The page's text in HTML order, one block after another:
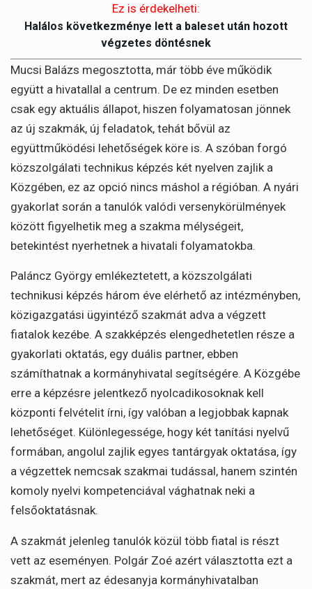
Ez is érdekelheti:
Halálos következménye lett a baleset után hozott
végzetes döntésnek
Mucsi Balázs megosztotta, már több éve működik
együtt a hivatallal a centrum. De ez minden esetben
csak egy aktuális állapot, hiszen folyamatosan jönnek
az új szakmák, új feladatok, tehát bővül az
együttműködési lehetőségek köre is. A szóban forgó
közszolgálati technikus képzés két nyelven zajlik a
Közgében, ez az opció nincs máshol a régióban. A nyári
gyakorlat során a tanulók valódi versenykörülmények
között figyelhetik meg a szakma mélységeit,
betekintést nyerhetnek a hivatali folyamatokba.
Paláncz György emlékeztetett, a közszolgálati
technikusi képzés három éve elérhető az intézményben,
közigazgatási ügyintéző szakmát adva a végzett
fiatalok kezébe. A szakképzés elengedhetetlen része a
gyakorlati oktatás, egy duális partner, ebben
számíthatnak a kormányhivatal segítségére. A Közgébe
erre a képzésre jelentkező nyolcadikosoknak kell
központi felvételit írni, így valóban a legjobbak kapnak
lehetőséget. Különlegessége, hogy két tanítási nyelvű
formában, angolul zajlik egyes tantárgyak oktatása, így
a végzettek nemcsak szakmai tudással, hanem szintén
komoly nyelvi kompetenciával vághatnak neki a
felsőoktatásnak.
A szakmát jelenleg tanulók közül több fiatal is részt
vett az eseményen. Polgár Zoé azért választotta ezt a
szakmát, mert az édesanyja kormányhivatalban